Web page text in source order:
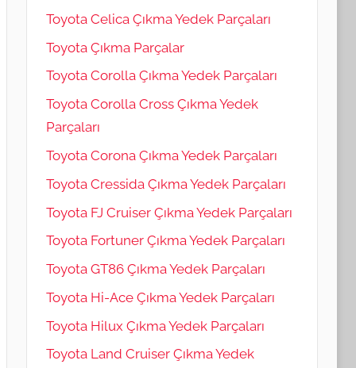
Toyota Celica Çıkma Yedek Parçaları
Toyota Çıkma Parçalar
Toyota Corolla Çıkma Yedek Parçaları
Toyota Corolla Cross Çıkma Yedek
Parçaları
Toyota Corona Çıkma Yedek Parçaları
Toyota Cressida Çıkma Yedek Parçaları
Toyota FJ Cruiser Çıkma Yedek Parçaları
Toyota Fortuner Çıkma Yedek Parçaları
Toyota GT86 Çıkma Yedek Parçaları
Toyota Hi-Ace Çıkma Yedek Parçaları
Toyota Hilux Çıkma Yedek Parçaları
Toyota Land Cruiser Çıkma Yedek